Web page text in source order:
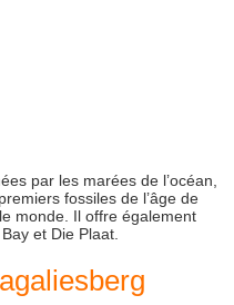
par les marées de l’océan,
fossiles de l’âge de
monde. Il offre également
et Die Plaat.